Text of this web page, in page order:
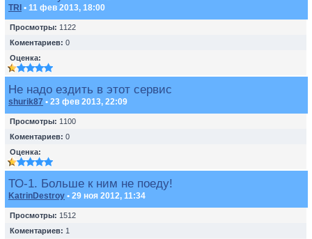
TRI • 11 фев 2013, 18:00
Просмотры: 1122
Коментариев: 0
Оценка:
Не надо ездить в этот сервис
shurik87 • 23 фев 2013, 22:09
Просмотры: 1100
Коментариев: 0
Оценка:
ТО-1. Больше к ним не поеду!
KatrinDestroy • 29 ноя 2012, 11:34
Просмотры: 1512
Коментариев: 1